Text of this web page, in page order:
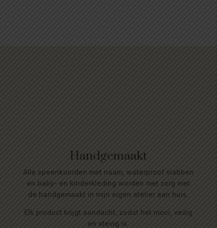
Handgemaakt
Alle speenkoorden met naam, waterproof slabben
en baby- en kinderkleding worden met zorg met
de handgemaakt in mijn eigen atelier aan huis.
Elk product krijgt aandacht, zodat het mooi, veilig
en stevig is.